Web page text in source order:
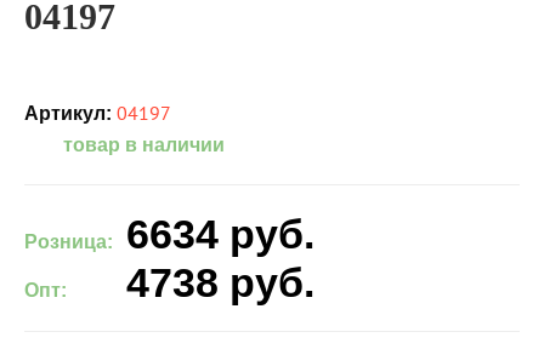
04197
Артикул: 04197
товар в наличии
Розница: 6634 руб.
Опт: 4738 руб.